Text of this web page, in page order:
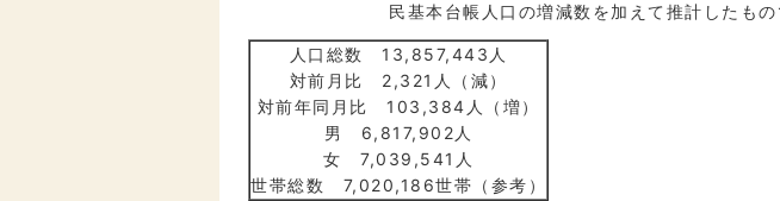
民基本台帳人口の増減数を加えて推計したもの
人口総数 13,857,443人
対前月比 2,321人（減）
対前年同月比 103,384人（増）
男 6,817,902人
女 7,039,541人
世帯総数 7,020,186世帯（参考）